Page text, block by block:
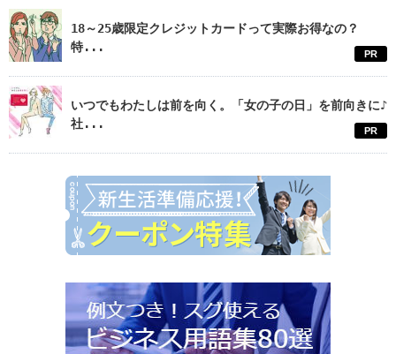
18～25歳限定クレジットカードって実際お得なの？
特...
PR
いつでもわたしは前を向く。「女の子の日」を前向きに♪
社...
PR